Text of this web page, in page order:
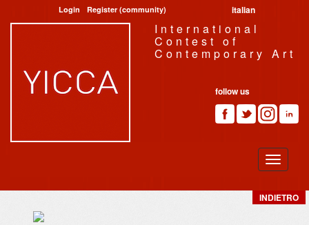
Login Register (community) italian
International
Contest of
Contemporary Art
follow us
INDIETRO